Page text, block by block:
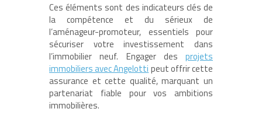
Ces éléments sont des indicateurs clés de
la compétence et du sérieux de
l’aménageur-promoteur, essentiels pour
sécuriser votre investissement dans
l’immobilier neuf. Engager des projets
immobiliers avec Angelotti peut offrir cette
assurance et cette qualité, marquant un
partenariat fiable pour vos ambitions
immobilières.